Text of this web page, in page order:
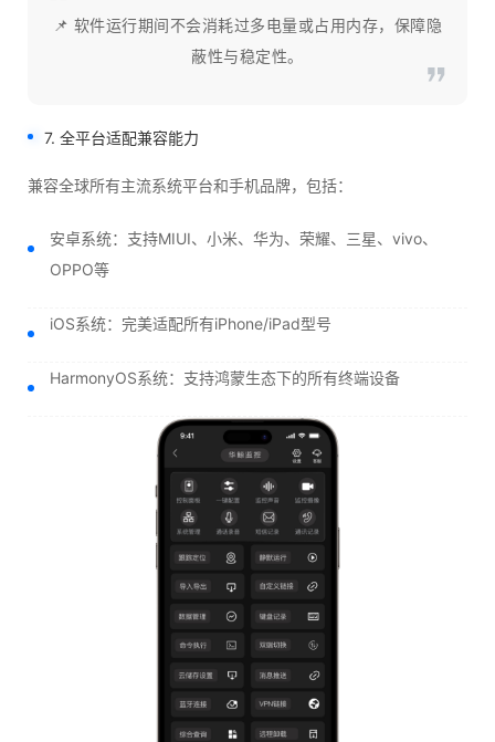
📌 软件运行期间不会消耗过多电量或占用内存，保障隐
蔽性与稳定性。
7. 全平台适配兼容能力
兼容全球所有主流系统平台和手机品牌，包括：
安卓系统：支持MIUI、小米、华为、荣耀、三星、vivo、
OPPO等
iOS系统：完美适配所有iPhone/iPad型号
HarmonyOS系统：支持鸿蒙生态下的所有终端设备